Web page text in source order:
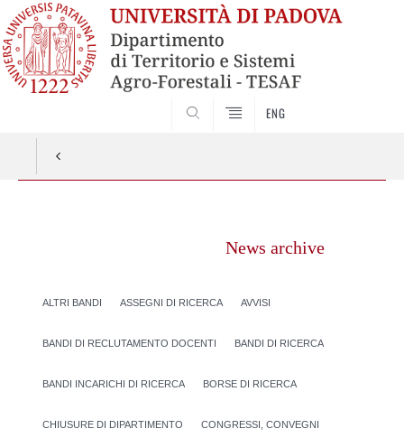
ENG
News archive
ALTRI BANDI ASSEGNI DI RICERCA AVVISI
BANDI DI RECLUTAMENTO DOCENTI BANDI DI RICERCA
BANDI INCARICHI DI RICERCA BORSE DI RICERCA
CHIUSURE DI DIPARTIMENTO CONGRESSI, CONVEGNI